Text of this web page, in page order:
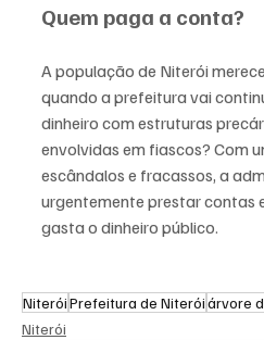
Quem paga a conta?
A população de Niterói
quando a prefeitura vai
dinheiro com estruturas
envolvidas em fiascos? Com
escândalos e fracassos, a
urgentemente prestar contas
gasta o dinheiro público.
NiteróiPrefeitura de Niteróiárvore
Niterói